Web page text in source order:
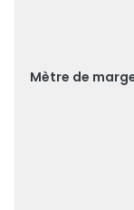
Mètre de